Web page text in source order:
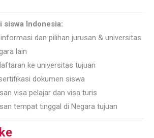
siswa Indonesia:
dan pilihan jurusan & universitas
lain
ke universitas tujuan
dokumen siswa
visa pelajar dan visa turis
tempat tinggal di Negara tujuan